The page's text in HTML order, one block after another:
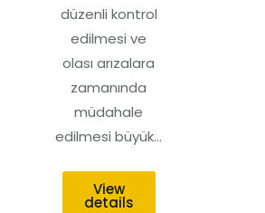
düzenli kontrol
edilmesi ve
olası arızalara
zamanında
müdahale
edilmesi büyük…
View
details